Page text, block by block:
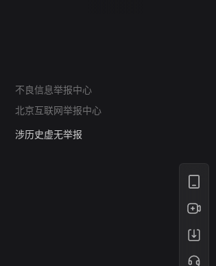
不良信息举报中心
北京互联网举报中心
亚运会举报专区
涉历史虚无举报